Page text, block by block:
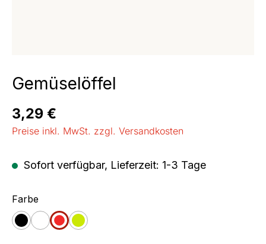
Gemüselöffel
Regulärer Preis:
3,29 €
Preise inkl. MwSt. zzgl. Versandkosten
Sofort verfügbar, Lieferzeit: 1-3 Tage
Farbeauswählen
schwarz
weißrot apfelgrün